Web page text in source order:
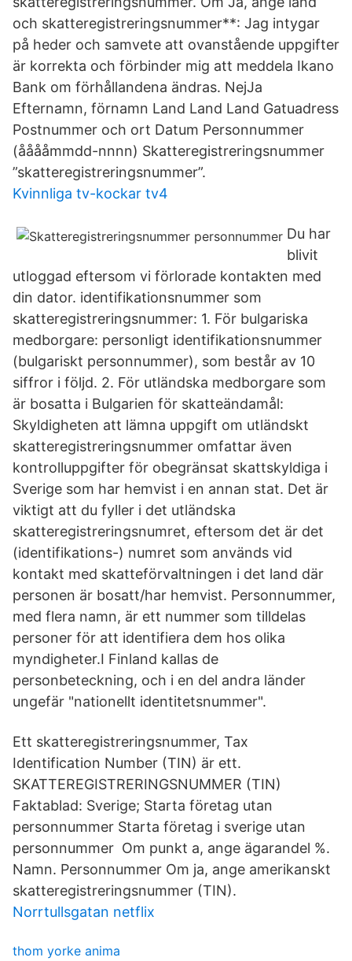
och skatteregistreringsnummer**: Jag intygar
på heder och samvete att ovanstående uppgifter
är korrekta och förbinder mig att meddela Ikano
Bank om förhållandena ändras. NejJa
Efternamn, förnamn Land Land Land Gatuadress
Postnummer och ort Datum Personnummer
(ååååmmdd-nnnn) Skatteregistreringsnummer
”skatteregistreringsnummer”.
Kvinnliga tv-kockar tv4
Du har
blivit
utloggad eftersom vi förlorade kontakten med
din dator. identifikationsnummer som
skatteregistreringsnummer: 1. För bulgariska
medborgare: personligt identifikationsnummer
(bulgariskt personnummer), som består av 10
siffror i följd. 2. För utländska medborgare som
är bosatta i Bulgarien för skatteändamål:
Skyldigheten att lämna uppgift om utländskt
skatteregistreringsnummer omfattar även
kontrolluppgifter för obegränsat skattskyldiga i
Sverige som har hemvist i en annan stat. Det är
viktigt att du fyller i det utländska
skatteregistreringsnumret, eftersom det är det
(identifikations-) numret som används vid
kontakt med skatteförvaltningen i det land där
personen är bosatt/har hemvist. Personnummer,
med flera namn, är ett nummer som tilldelas
personer för att identifiera dem hos olika
myndigheter.I Finland kallas de
personbeteckning, och i en del andra länder
ungefär "nationellt identitetsnummer".
Ett skatteregistreringsnummer, Tax
Identification Number (TIN) är ett.
SKATTEREGISTRERINGSNUMMER (TIN)
Faktablad: Sverige; Starta företag utan
personnummer Starta företag i sverige utan
personnummer Om punkt a, ange ägarandel %.
Namn. Personnummer Om ja, ange amerikanskt
skatteregistreringsnummer (TIN).
Norrtullsgatan netflix
thom yorke anima